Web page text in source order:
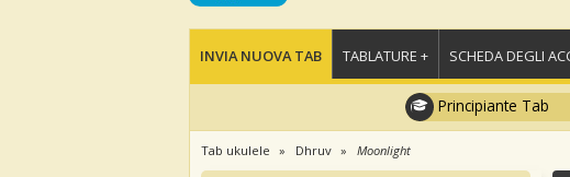
INVIA NUOVA TAB TABLATURE + SCHEDA DEGLI
Principiante Tab
Tab ukulele Dhruv Moonlight